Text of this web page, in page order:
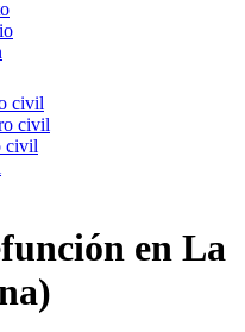
civil
civil
civil
en La